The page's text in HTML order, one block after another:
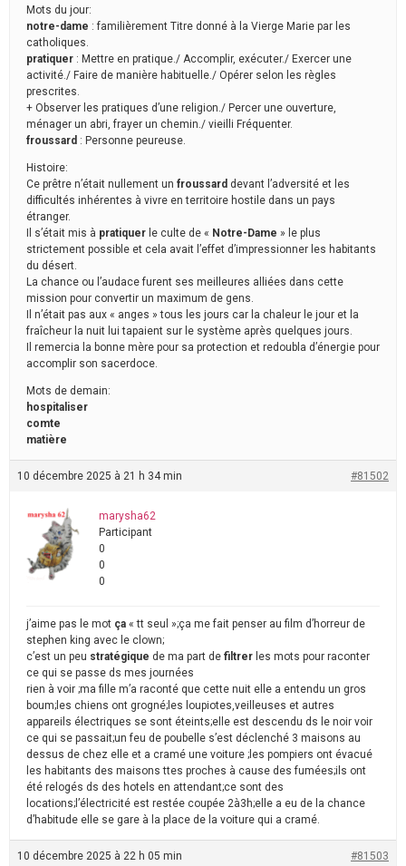
Mots du jour:
notre-dame : familièrement Titre donné à la Vierge Marie par les
catholiques.
pratiquer : Mettre en pratique./ Accomplir, exécuter./ Exercer une
activité./ Faire de manière habituelle./ Opérer selon les règles
prescrites.
+ Observer les pratiques d’une religion./ Percer une ouverture,
ménager un abri, frayer un chemin./ vieilli Fréquenter.
froussard : Personne peureuse.
Histoire:
Ce prêtre n’était nullement un froussard devant l’adversité et les
difficultés inhérentes à vivre en territoire hostile dans un pays
étranger.
Il s’était mis à pratiquer le culte de « Notre-Dame » le plus
strictement possible et cela avait l’effet d’impressionner les habitants
du désert.
La chance ou l’audace furent ses meilleures alliées dans cette
mission pour convertir un maximum de gens.
Il n’était pas aux « anges » tous les jours car la chaleur le jour et la
fraîcheur la nuit lui tapaient sur le système après quelques jours.
Il remercia la bonne mère pour sa protection et redoubla d’énergie pour
accomplir son sacerdoce.
Mots de demain:
hospitaliser
comte
matière
10 décembre 2025 à 21 h 34 min #81502
marysha62
Participant
0
0
0
j’aime pas le mot ça « tt seul »;ça me fait penser au film d’horreur de
stephen king avec le clown;
c’est un peu stratégique de ma part de filtrer les mots pour raconter
ce qui se passe ds mes journées
rien à voir ;ma fille m’a raconté que cette nuit elle a entendu un gros
boum;les chiens ont grogné;les loupiotes,veilleuses et autres
appareils électriques se sont éteints;elle est descendu ds le noir voir
ce qui se passait;un feu de poubelle s’est déclenché 3 maisons au
dessus de chez elle et a cramé une voiture ;les pompiers ont évacué
les habitants des maisons ttes proches à cause des fumées;ils ont
été relogés ds des hotels en attendant;ce sont des
locations;l’électricité est restée coupée 2à3h;elle a eu de la chance
d’habitude elle se gare à la place de la voiture qui a cramé.
10 décembre 2025 à 22 h 05 min #81503